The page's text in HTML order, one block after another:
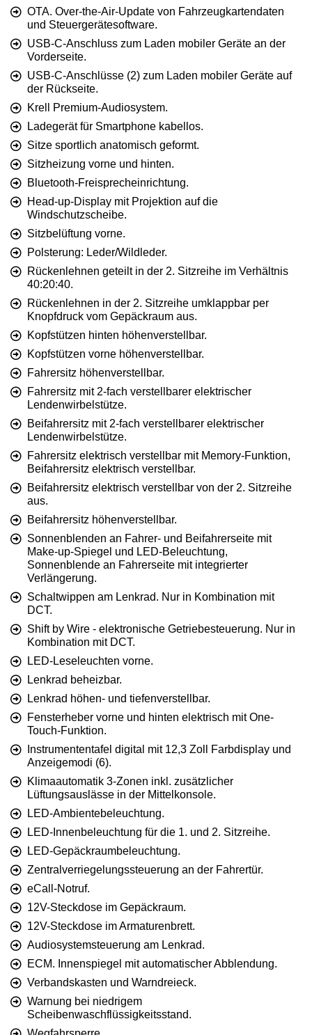
OTA. Over-the-Air-Update von Fahrzeugkartendaten
und Steuergerätesoftware.
USB-C-Anschluss zum Laden mobiler Geräte an der
Vorderseite.
USB-C-Anschlüsse (2) zum Laden mobiler Geräte auf
der Rückseite.
Krell Premium-Audiosystem.
Ladegerät für Smartphone kabellos.
Sitze sportlich anatomisch geformt.
Sitzheizung vorne und hinten.
Bluetooth-Freisprecheinrichtung.
Head-up-Display mit Projektion auf die
Windschutzscheibe.
Sitzbelüftung vorne.
Polsterung: Leder/Wildleder.
Rückenlehnen geteilt in der 2. Sitzreihe im Verhältnis
40:20:40.
Rückenlehnen in der 2. Sitzreihe umklappbar per
Knopfdruck vom Gepäckraum aus.
Kopfstützen hinten höhenverstellbar.
Kopfstützen vorne höhenverstellbar.
Fahrersitz höhenverstellbar.
Fahrersitz mit 2-fach verstellbarer elektrischer
Lendenwirbelstütze.
Beifahrersitz mit 2-fach verstellbarer elektrischer
Lendenwirbelstütze.
Fahrersitz elektrisch verstellbar mit Memory-Funktion,
Beifahrersitz elektrisch verstellbar.
Beifahrersitz elektrisch verstellbar von der 2. Sitzreihe
aus.
Beifahrersitz höhenverstellbar.
Sonnenblenden an Fahrer- und Beifahrerseite mit
Make-up-Spiegel und LED-Beleuchtung,
Sonnenblende an Fahrerseite mit integrierter
Verlängerung.
Schaltwippen am Lenkrad. Nur in Kombination mit
DCT.
Shift by Wire - elektronische Getriebesteuerung. Nur in
Kombination mit DCT.
LED-Leseleuchten vorne.
Lenkrad beheizbar.
Lenkrad höhen- und tiefenverstellbar.
Fensterheber vorne und hinten elektrisch mit One-
Touch-Funktion.
Instrumententafel digital mit 12,3 Zoll Farbdisplay und
Anzeigemodi (6).
Klimaautomatik 3-Zonen inkl. zusätzlicher
Lüftungsauslässe in der Mittelkonsole.
LED-Ambientebeleuchtung.
LED-Innenbeleuchtung für die 1. und 2. Sitzreihe.
LED-Gepäckraumbeleuchtung.
Zentralverriegelungssteuerung an der Fahrertür.
eCall-Notruf.
12V-Steckdose im Gepäckraum.
12V-Steckdose im Armaturenbrett.
Audiosystemsteuerung am Lenkrad.
ECM. Innenspiegel mit automatischer Abblendung.
Verbandskasten und Warndreieck.
Warnung bei niedrigem
Scheibenwaschflüssigkeitsstand.